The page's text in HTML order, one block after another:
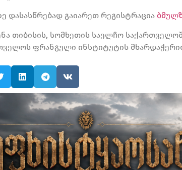
დასასწრებად გაიარეთ რეგისტრაცია
თიბისის, სომხეთის საელჩო
ფრანგული ინსტიტუტის